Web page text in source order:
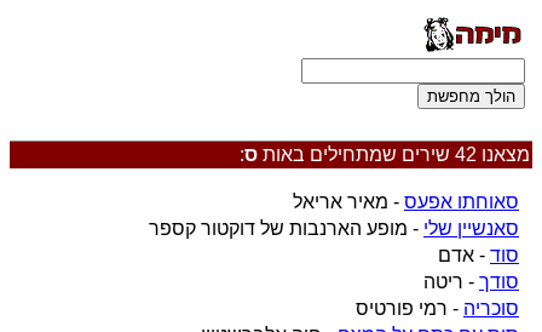
מצאנו 42 שירים שמתחילים באות ס:
סאוחתו אפעס - מאיר אריאל
סאנשיין שלי - מופע הארנבות של דוקטור קספר
סוד - אדם
סודך - ריטה
סוכריה - רמי פורטיס